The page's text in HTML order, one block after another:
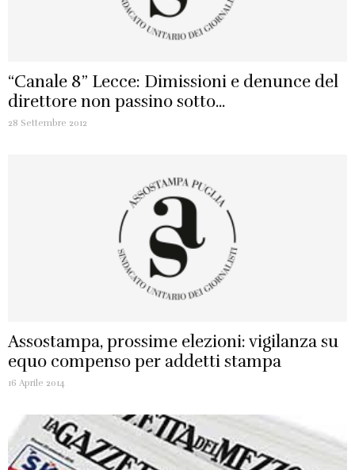
“Canale 8” Lecce: Dimissioni e denunce del
direttore non passino sotto...
28 Settembre 2012
Assostampa, prossime elezioni: vigilanza su
equo compenso per addetti stampa
16 Aprile 2014